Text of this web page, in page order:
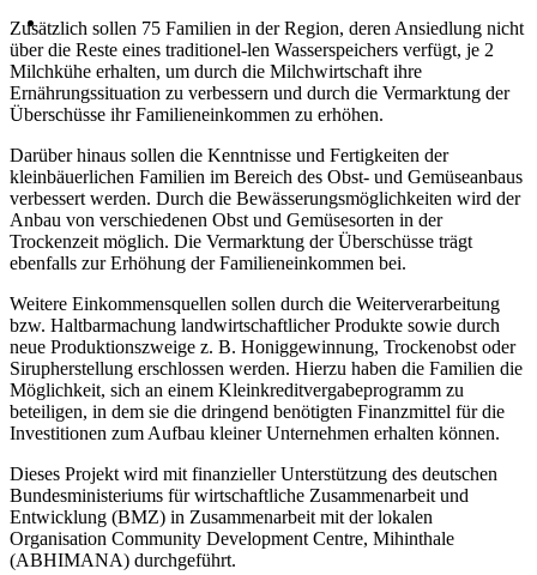
Zusätzlich sollen 75 Familien in der Region, deren Ansiedlung nicht
über die Reste eines traditionel-len Wasserspeichers verfügt, je 2
Milchkühe erhalten, um durch die Milchwirtschaft ihre
Ernährungssituation zu verbessern und durch die Vermarktung der
Überschüsse ihr Familieneinkommen zu erhöhen.
Darüber hinaus sollen die Kenntnisse und Fertigkeiten der
kleinbäuerlichen Familien im Bereich des Obst- und Gemüseanbaus
verbessert werden. Durch die Bewässerungsmöglichkeiten wird der
Anbau von verschiedenen Obst und Gemüsesorten in der
Trockenzeit möglich. Die Vermarktung der Überschüsse trägt
ebenfalls zur Erhöhung der Familieneinkommen bei.
Weitere Einkommensquellen sollen durch die Weiterverarbeitung
bzw. Haltbarmachung landwirtschaftlicher Produkte sowie durch
neue Produktionszweige z. B. Honiggewinnung, Trockenobst oder
Sirupherstellung erschlossen werden. Hierzu haben die Familien die
Möglichkeit, sich an einem Kleinkreditvergabeprogramm zu
beteiligen, in dem sie die dringend benötigten Finanzmittel für die
Investitionen zum Aufbau kleiner Unternehmen erhalten können.
Dieses Projekt wird mit finanzieller Unterstützung des deutschen
Bundesministeriums für wirtschaftliche Zusammenarbeit und
Entwicklung (BMZ) in Zusammenarbeit mit der lokalen
Organisation Community Development Centre, Mihinthale
(ABHIMANA) durchgeführt.